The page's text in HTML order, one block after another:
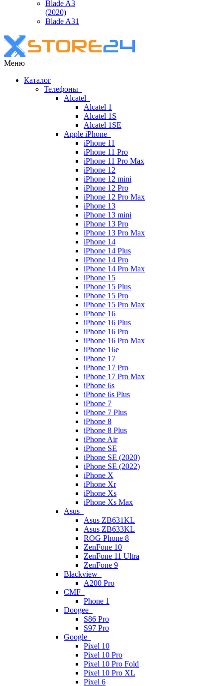
Blade A3
(2020)
Blade A31
Меню
Каталог
Телефоны
Alcatel
Alcatel 1
Alcatel 1S
Alcatel 1SE
Apple iPhone
iPhone 11
iPhone 11 Pro
iPhone 11 Pro Max
iPhone 12
iPhone 12 mini
iPhone 12 Pro
iPhone 12 Pro Max
iPhone 13
iPhone 13 mini
iPhone 13 Pro
iPhone 13 Pro Max
iPhone 14
iPhone 14 Plus
iPhone 14 Pro
iPhone 14 Pro Max
iPhone 15
iPhone 15 Plus
iPhone 15 Pro
iPhone 15 Pro Max
iPhone 16
iPhone 16 Plus
iPhone 16 Pro
iPhone 16 Pro Max
iPhone 16e
iPhone 17
iPhone 17 Pro
iPhone 17 Pro Max
iPhone 6s
iPhone 6s Plus
iPhone 7
iPhone 7 Plus
iPhone 8
iPhone 8 Plus
iPhone Air
iPhone SE
iPhone SE (2020)
iPhone SE (2022)
iPhone X
iPhone Xr
iPhone Xs
iPhone Xs Max
Asus
Asus ZB631KL
Asus ZB633KL
ROG Phone 8
ZenFone 10
ZenFone 11 Ultra
ZenFone 9
Blackview
A200 Pro
CMF
Phone 1
Doogee
S86 Pro
S97 Pro
Google
Pixel 10
Pixel 10 Pro
Pixel 10 Pro Fold
Pixel 10 Pro XL
Pixel 6